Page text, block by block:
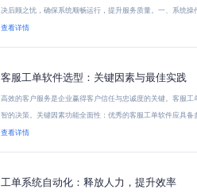
决后顾之忧，确保系统顺畅运行，提升服务质量。一、系统
查看详情
客服工单软件选型：关键因素与最佳实践
高效的客户服务是企业赢得客户信任与忠诚度的关键。客服
智的决策。关键因素功能全面性：优秀的客服工单软件应具
如...
查看详情
工单系统自动化：释放人力，提升效率